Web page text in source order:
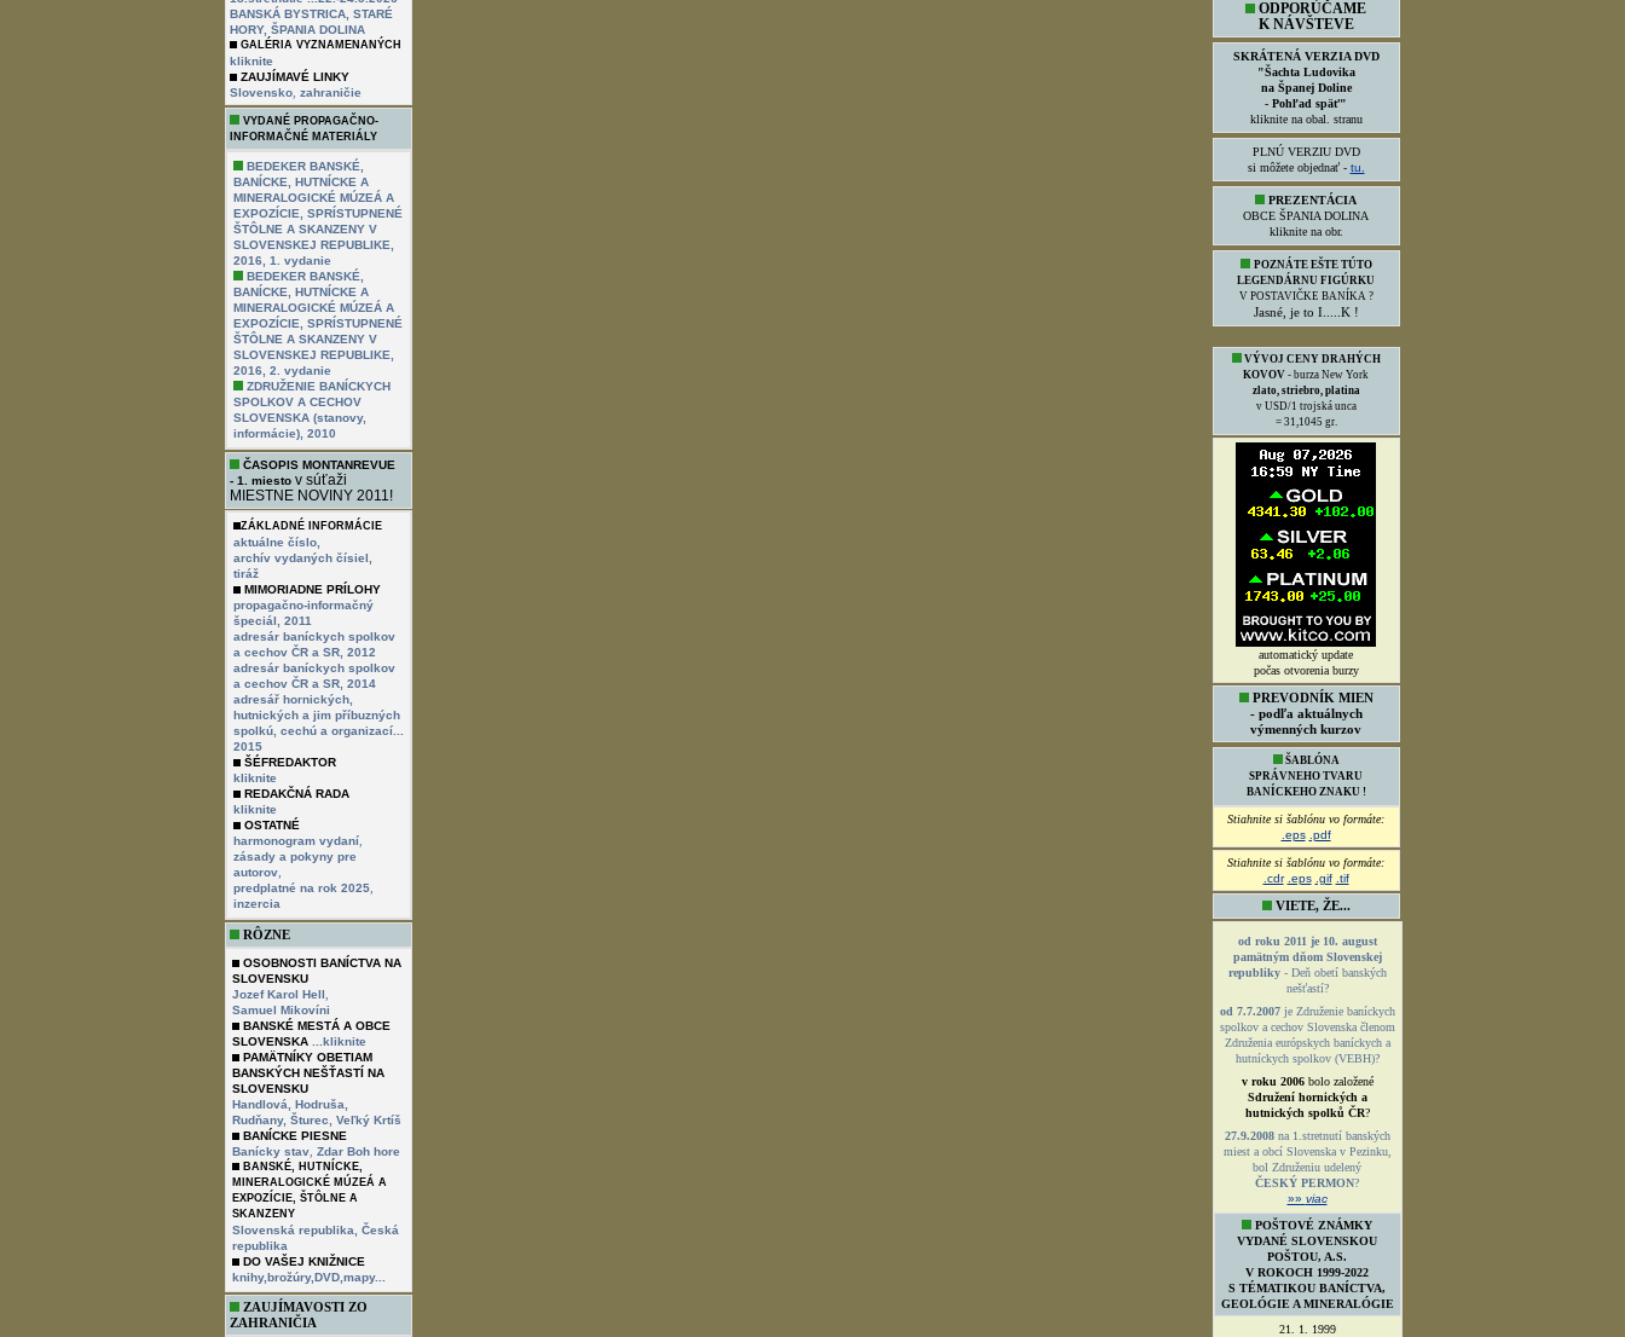
BANSKÁ BYSTRICA, STARÉ
HORY, ŠPANIA DOLINA
GALÉRIA VYZNAMENANÝCH
kliknite
ZAUJÍMAVÉ LINKY
Slovensko, zahraničie
VYDANÉ PROPAGAČNO-
INFORMAČNÉ MATERIÁLY
BEDEKER BANSKÉ,
BANÍCKE, HUTNÍCKE A
MINERALOGICKÉ MÚZEÁ A
EXPOZÍCIE, SPRÍSTUPNENÉ
ŠTÔLNE A SKANZENY V
SLOVENSKEJ REPUBLIKE,
2016, 1. vydanie
BEDEKER BANSKÉ,
BANÍCKE, HUTNÍCKE A
MINERALOGICKÉ MÚZEÁ A
EXPOZÍCIE, SPRÍSTUPNENÉ
ŠTÔLNE A SKANZENY V
SLOVENSKEJ REPUBLIKE,
2016, 2. vydanie
ZDRUŽENIE BANÍCKYCH
SPOLKOV A CECHOV
SLOVENSKA (stanovy,
informácie), 2010
ČASOPIS MONTANREVUE
- 1. miesto v súťaži
MIESTNE NOVINY 2011!
ZÁKLADNÉ INFORMÁCIE
aktuálne číslo,
archív vydaných čísiel,
tiráž
MIMORIADNE PRÍLOHY
propagačno-informačný
špeciál, 2011
adresár baníckych spolkov
a cechov ČR a SR, 2012
adresár baníckych spolkov
a cechov ČR a SR, 2014
adresář hornických,
hutnických a jim příbuzných
spolkú, cechú a organizací...
2015
ŠÉFREDAKTOR
kliknite
REDAKČNÁ RADA
kliknite
OSTATNÉ
harmonogram vydaní,
zásady a pokyny pre
autorov,
predplatné na rok 2025,
inzercia
RÔZNE
OSOBNOSTI BANÍCTVA NA
SLOVENSKU
Jozef Karol Hell
Samuel Mikovíni
BANSKÉ MESTÁ A OBCE
SLOVENSKA
...kliknite
PAMÄTNÍKY OBETIAM
BANSKÝCH NEŠŤASTÍ NA
SLOVENSKU
Handlová,
Hodruša,
Rudňany, Šturec,
Veľký Krtíš
BANÍCKE PIESNE
Banícky stav, Zdar Boh hore
BANSKÉ, HUTNÍCKE,
MINERALOGICKÉ MÚZEÁ A
EXPOZÍCIE, ŠTÔLNE A
SKANZENY
Slovenská republika,
Česká
republika
DO VAŠEJ KNIŽNICE
knihy,brožúry,DVD,mapy...
ZAUJÍMAVOSTI ZO
ZAHRANIČIA
ODPORÚČAME
K NÁVŠTEVE
SKRÁTENÁ VERZIA DVD
"Šachta Ludovika
na Španej Doline
- Pohľad späť"
kliknite na obal. stranu
PLNÚ VERZIU DVD
si môžete objednať - tu.
PREZENTÁCIA
OBCE ŠPANIA DOLINA
kliknite na obr.
POZNÁTE EŠTE TÚTO
LEGENDÁRNU FIGÚRKU
V POSTAVIČKE BANÍKA ?
Jasné, je to I.....K !
VÝVOJ CENY DRAHÝCH
KOVOV - burza New York
zlato, striebro, platina
v USD/1 trojská unca
= 31,1045 gr.
automatický update
počas otvorenia burzy
PREVODNÍK MIEN
- podľa aktuálnych
výmenných kurzov
ŠABLÓNA
SPRÁVNEHO TVARU
BANÍCKEHO ZNAKU !
Stiahnite si šablónu vo formáte:
.eps .pdf
Stiahnite si šablónu vo formáte:
.cdr .eps .gif .tif
VIETE, ŽE...
od roku 2011 je 10. august
pamätným dňom Slovenskej
republiky - Deň obetí banských
nešťastí?
od 7.7.2007je Združenie baníckych
spolkov a cechov Slovenska členom
Združenia európskych baníckych a
hutníckych spolkov (VEBH)?
v roku 2006bolo založené
Sdružení hornických a
hutnických spolků ČR?
27.9.2008na 1.stretnutí banských
miest a obcí Slovenska v Pezinku,
bol Združeniu udelený
ČESKÝ PERMON?
»» viac
POŠTOVÉ ZNÁMKY
VYDANÉ SLOVENSKOU
POŠTOU, A.S.
V ROKOCH 1999-2022
S TÉMATIKOU BANÍCTVA,
GEOLÓGIE A MINERALÓGIE
21. 1. 1999